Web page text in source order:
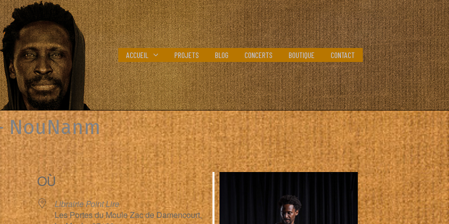
ACCUEIL PROJETS BLOG CONCERTS BOUTIQUE CONTACT
NouNanm
OÙ
Librairie Point Lire
Les Portes du Moule Zac de Damencourt,